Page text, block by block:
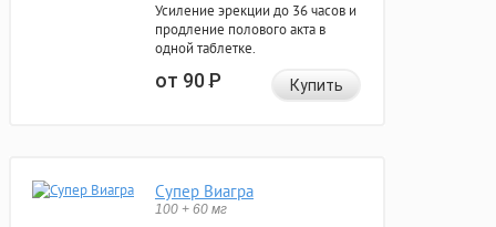
Усиление эрекции до 36 часов и
продление полового акта в
одной таблетке.
от 90Р Купить
Супер Виагра
100 + 60 мг